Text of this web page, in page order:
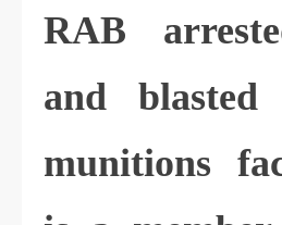
RAB
and
munitions